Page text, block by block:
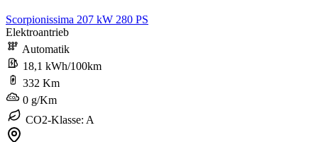
Scorpionissima 207 kW 280 PS
Elektroantrieb
Automatik
18,1 kWh/100km
332 Km
0 g/Km
CO2-Klasse: A